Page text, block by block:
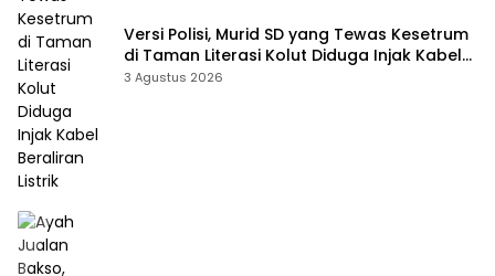
Versi Polisi, Murid SD yang Tewas Kesetrum
di Taman Literasi Kolut Diduga Injak Kabel
Beraliran Listrik
3 Agustus 2026